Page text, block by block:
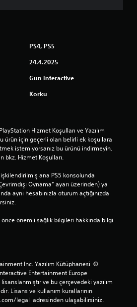
z
PS4, PS5
24.4.2025
Gun Interactive
Korku
Hizmet Koşulları ve Yazılım
ürün için geçerli olan belirli ek koşullara
istemiyorsanız bu ürünü indirmeyin.
bkz. Hizmet Koşulları.
ana PS5 konsolunda
Oynama” ayarı üzerinden) ya
aynı hesabınızla oturum açtığınızda
önemli sağlık bilgileri hakkında bilgi
Inc. Yazılım Kütüphanesi  ©
Entertainment Europe
ve bu çerçevedeki yazılım
Lisans ve kullanım kurallarının
legal  adresinden ulaşabilirsiniz.